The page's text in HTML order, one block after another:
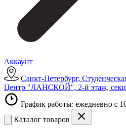
Аккаунт
Санкт-Петербург,
Центр "ЛАНСКОЙ", 2-й этаж,
График работы: ежедневно с
Каталог товаров